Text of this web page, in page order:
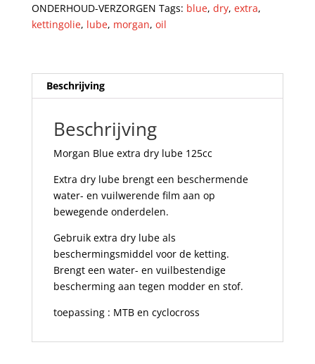
ONDERHOUD-VERZORGEN Tags: blue, dry, extra,
kettingolie, lube, morgan, oil
Beschrijving
Beschrijving
Morgan Blue extra dry lube 125cc
Extra dry lube brengt een beschermende
water- en vuilwerende film aan op
bewegende onderdelen.
Gebruik extra dry lube als
beschermingsmiddel voor de ketting.
Brengt een water- en vuilbestendige
bescherming aan tegen modder en stof.
toepassing : MTB en cyclocross